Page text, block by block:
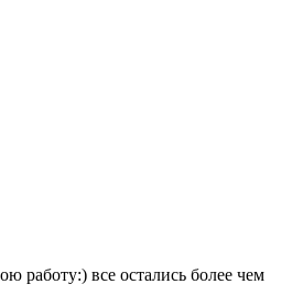
работу:) все остались более чем